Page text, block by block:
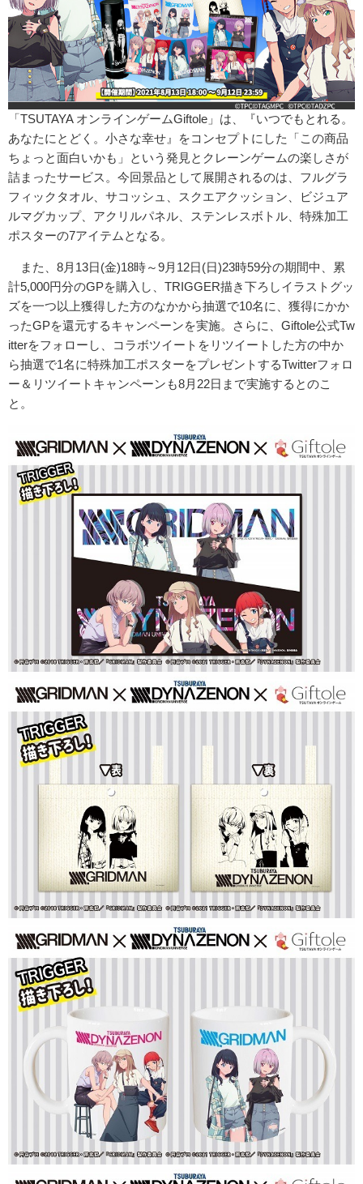
「TSUTAYA オンラインゲームGiftole」は、『いつでもとれる。
あなたにとどく。小さな幸せ』をコンセプトにした「この商品
ちょっと面白いかも」という発見とクレーンゲームの楽しさが
詰まったサービス。今回景品として展開されるのは、フルグラ
フィックタオル、サコッシュ、スクエアクッション、ビジュア
ルマグカップ、アクリルパネル、ステンレスボトル、特殊加工
ポスターの7アイテムとなる。
また、8月13日(金)18時～9月12日(日)23時59分の期間中、累
計5,000円分のGPを購入し、TRIGGER描き下ろしイラストグッ
ズを一つ以上獲得した方のなかから抽選で10名に、獲得にかか
ったGPを還元するキャンペーンを実施。さらに、Giftole公式Tw
itterをフォローし、コラボツイートをリツイートした方の中か
ら抽選で1名に特殊加工ポスターをプレゼントするTwitterフォロ
ー＆リツイートキャンペーンも8月22日まで実施するとのこ
と。